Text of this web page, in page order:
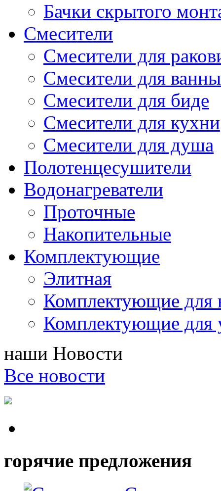
Бачки скрытого
Смесители
Смесители для
Смесители для ванны
Смесители для биде
Смесители для кухни
Смесители для душа
Полотенцесушители
Водонагреватели
Проточные
Накопительные
Комплектующие
Элитная
Комплектующие для
Комплектующие для
наши Новости
Все новости
горячие предложения